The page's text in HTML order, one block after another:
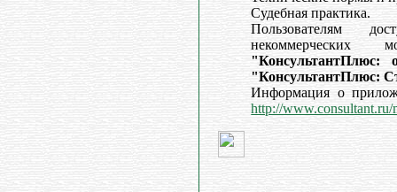
Судебная практика.
Пользователям
некоммерческих
"КонсультантПлюс:
"КонсультантПлюс:
Информация о
http://www.consultant.ru/